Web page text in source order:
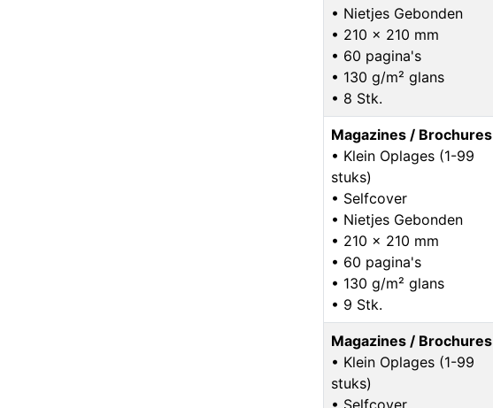
• Nietjes Gebonden
• 210 x 210 mm
• 60 pagina's
• 130 g/m² glans
• 8 Stk.
Magazines / Brochures
• Klein Oplages (1-99
stuks)
• Selfcover
• Nietjes Gebonden
• 210 x 210 mm
• 60 pagina's
• 130 g/m² glans
• 9 Stk.
Magazines / Brochures
• Klein Oplages (1-99
stuks)
• Selfcover